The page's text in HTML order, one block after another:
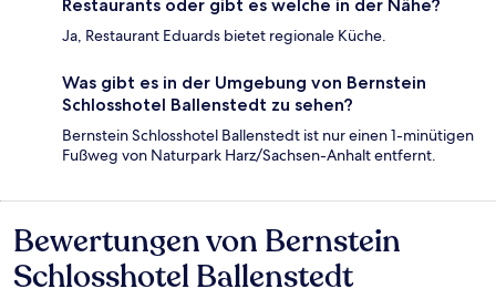
Restaurants oder gibt es welche in der Nähe?
Ja, Restaurant Eduards bietet regionale Küche.
Was gibt es in der Umgebung von Bernstein
Schlosshotel Ballenstedt zu sehen?
Bernstein Schlosshotel Ballenstedt ist nur einen 1-minütigen
Fußweg von Naturpark Harz/Sachsen-Anhalt entfernt.
Bewertungen
Bewertungen von Bernstein
Schlosshotel Ballenstedt